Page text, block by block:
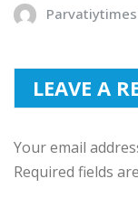
Parvatiytimes
LEAVE A
Your email
Required fields